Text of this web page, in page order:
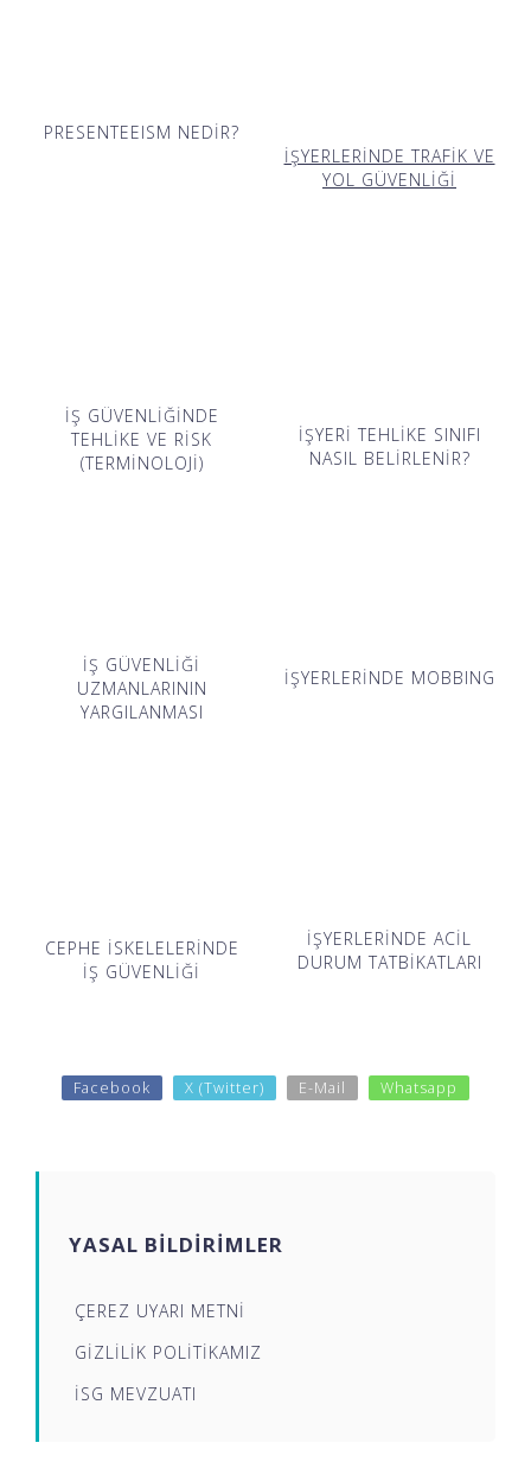
PRESENTEEISM NEDİR?
İŞYERLERİNDE TRAFİK VE
YOL GÜVENLİĞİ
İŞ GÜVENLİĞİNDE
TEHLİKE VE RİSK
(TERMİNOLOJİ)
İŞYERİ TEHLİKE SINIFI
NASIL BELİRLENİR?
İŞ GÜVENLİĞİ
UZMANLARININ
YARGILANMASI
İŞYERLERİNDE MOBBING
CEPHE İSKELELERİNDE
İŞ GÜVENLİĞİ
İŞYERLERİNDE ACİL
DURUM TATBİKATLARI
Facebook X (Twitter) E-Mail Whatsapp
YASAL BİLDİRİMLER
ÇEREZ UYARI METNİ
GİZLİLİK POLİTİKAMIZ
İSG MEVZUATI